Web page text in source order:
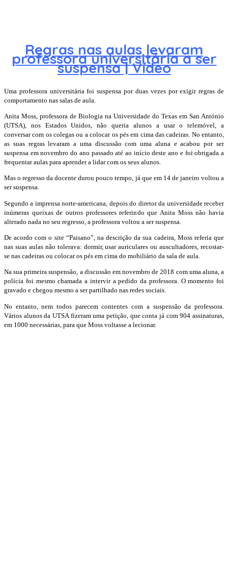
Regras nas aulas levaram
professora universitária a ser
suspensa | Vídeo
Uma professora universitária foi suspensa por duas vezes por exigir regras de
comportamento nas salas de aula.
Anita Moss, professora de Biologia na Universidade do Texas em San António
(UTSA), nos Estados Unidos, não queria alunos a usar o telemóvel, a
conversar com os colegas ou a colocar os pés em cima das cadeiras. No entanto,
as suas regras levaram a uma discussão com uma aluna e acabou por ser
suspensa em novembro do ano passado até ao início deste ano e foi obrigada a
frequentar aulas para aprender a lidar com os seus alunos.
Mas o regresso da docente durou pouco tempo, já que em 14 de janeiro voltou a
ser suspensa.
Segundo a imprensa norte-americana, depois do diretor da universidade receber
inúmeras queixas de outros professores referindo que Anita Moss não havia
alterado nada no seu regresso, a professora voltou a ser suspensa.
De acordo com o site “Paisano”, na descrição da sua cadeira, Moss referia que
nas suas aulas não tolerava: dormir, usar auriculares ou auscultadores, recostar-
se nas cadeiras ou colocar os pés em cima do mobiliário da sala de aula.
Na sua primeira suspensão, a discussão em novembro de 2018 com uma aluna, a
polícia foi mesmo chamada a intervir a pedido da professora. O momento foi
gravado e chegou mesmo a ser partilhado nas redes sociais.
No entanto, nem todos parecem contentes com a suspensão da professora.
Vários alunos da UTSA fizeram uma petição, que conta já com 904 assinaturas,
em 1000 necessárias, para que Moss voltasse a lecionar.